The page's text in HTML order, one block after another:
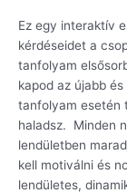
Ez egy interaktív
kérdéseidet a
tanfolyam
kapod az újabb
tanfolyam esetén
haladsz. Minden
lendületben
kell motiválni és
lendületes,